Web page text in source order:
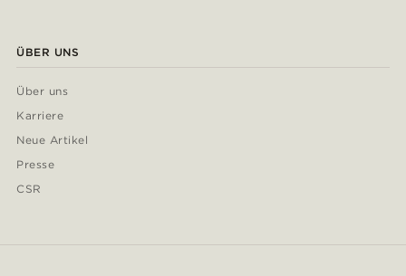
ÜBER UNS
Über uns
Karriere
Neue Artikel
Presse
CSR